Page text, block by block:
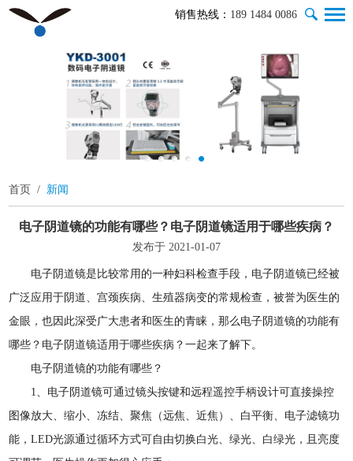
销售热线： 189 1484 0086
首页 / 新闻
电子阴道镜的功能有哪些？电子阴道镜适用于哪些疾病？
发布于 2021-01-07
电子阴道镜是比较常用的一种妇科检查手段，电子阴道镜已经被
广泛应用于阴道、宫颈疾病、生殖器病变的常规检查，被誉为医生的
金眼，也因此深受广大患者和医生的青睐，那么电子阴道镜的功能有
哪些？电子阴道镜适用于哪些疾病？一起来了解下。
电子阴道镜的功能有哪些？
1、电子阴道镜可通过镜头按键和远程遥控手柄设计可直接操控
图像放大、缩小、冻结、聚焦（远焦、近焦）、白平衡、电子滤镜功
能，LED光源通过循环方式可自由切换白光、绿光、白绿光，且亮度